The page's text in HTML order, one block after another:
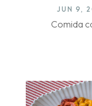
JUN 9,
Comida